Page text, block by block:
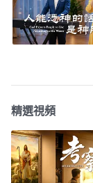
精選視頻